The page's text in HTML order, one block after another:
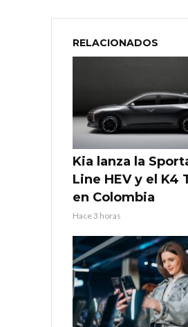
RELACIONADOS
Kia lanza la
Line HEV y el K4
en Colombia
Hace 3 horas